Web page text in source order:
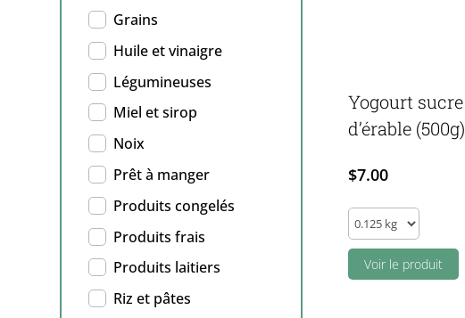
Grains
Huile et vinaigre
Légumineuses
Miel et sirop
Noix
Prêt à manger
Produits congelés
Produits frais
Produits laitiers
Riz et pâtes
Yogourt sucre
d’érable (500g)
$7.00
Yogourt
sucre
d'érable
Voir le produit